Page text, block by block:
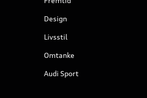
Design
Livsstil
Omtanke
Audi Sport